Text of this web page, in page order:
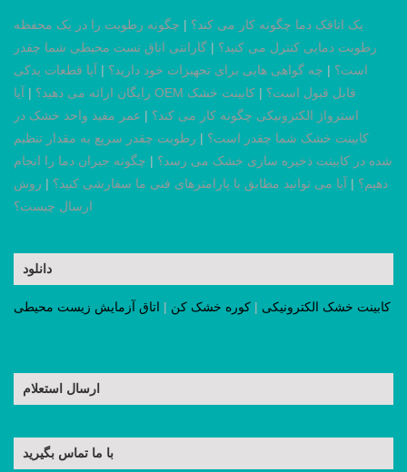
یک اتاقک دما چگونه کار می کند؟ | چگونه رطوبت را در یک محفظه
رطوبت دمایی کنترل می کنید؟ | گارانتی اتاق تست محیطی شما چقدر
است؟ | چه گواهی هایی برای تجهیزات خود دارید؟ | آیا قطعات یدکی
رایگان ارائه می دهید؟ | آیا OEM قابل قبول است؟ | کابینت خشک
استرواژ الکترونیکی چگونه کار می کند؟ | عمر مفید واحد خشک در
کابینت خشک شما چقدر است؟ | رطوبت چقدر سریع به مقدار تنظیم
شده در کابینت ذخیره سازی خشک می رسد؟ | چگونه جبران دما را انجام
دهیم؟ | آیا می توانید مطابق با پارامترهای فنی ما سفارشی کنید؟ | روش
ارسال چیست؟
دانلود
کابینت خشک الکترونیکی | کوره خشک کن | اتاق آزمایش زیست محیطی
ارسال استعلام
با ما تماس بگیرید